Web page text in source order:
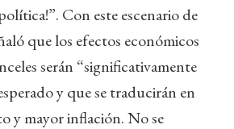
Con este escenario de
que los efectos económicos
serán “significativamente
y que se traducirán en
y mayor inflación. No se